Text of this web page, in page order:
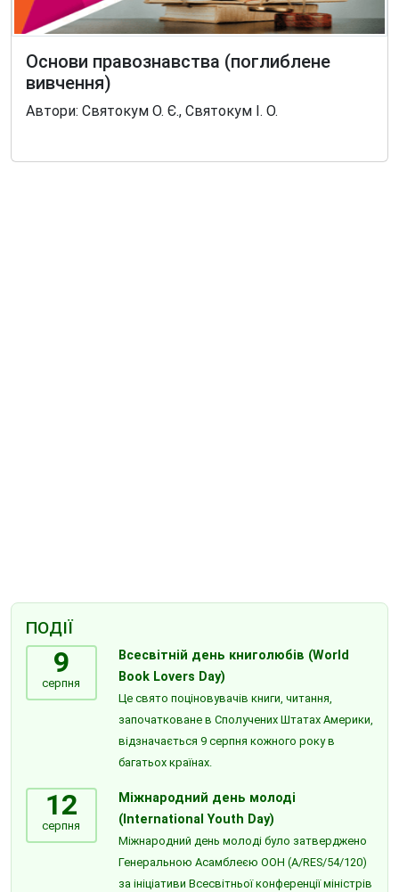
Основи правознавства (поглиблене
вивчення)
Автори: Святокум О. Є., Святокум І. О.
ПОДІЇ
9
серпня
Всесвітній день книголюбів (World
Book Lovers Day)
Це свято поціновувачів книги, читання,
започатковане в Сполучених Штатах Америки,
відзначається 9 серпня кожного року в
багатьох країнах.
12
серпня
Міжнародний день молоді
(International Youth Day)
Міжнародний день молоді було затверджено
Генеральною Асамблеєю ООН (A/RES/54/120)
за ініціативи Всесвітньої конференції міністрів